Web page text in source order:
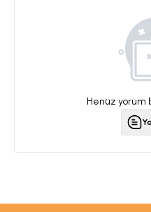
Henüz yorum